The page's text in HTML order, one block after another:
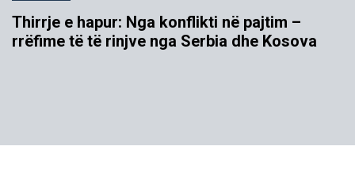
Thirrje e hapur: Nga konflikti në pajtim –
rrëfime të të rinjve nga Serbia dhe Kosova